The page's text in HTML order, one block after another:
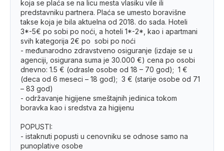
koja se plaća se na licu mesta vlasiku vile ili
predstavniku partnera. Plaća se umesto boravišne
takse koja je bila aktuelna od 2018. do sada. Hoteli
3*-5€ po sobi po noći, a hoteli 1*-2*, kao i apartmani
svih kategorija 2€ po sobi po noći
- međunarodno zdravstveno osiguranje (izdaje se u
agenciji, osigurana suma je 30.000 €) cena po osobi
dnevno: 1.5 € (odrasle osobe od 18 – 70 god); 1 €
(deca od 6 meseci – 18 god); 3 € (starije osobe od 71
– 83 god)
- održavanje higijene smeštajnih jedinica tokom
boravka kao i sredstva za higijenu
POPUSTI:
- istaknuti popusti u cenovniku se odnose samo na
punoplative osobe